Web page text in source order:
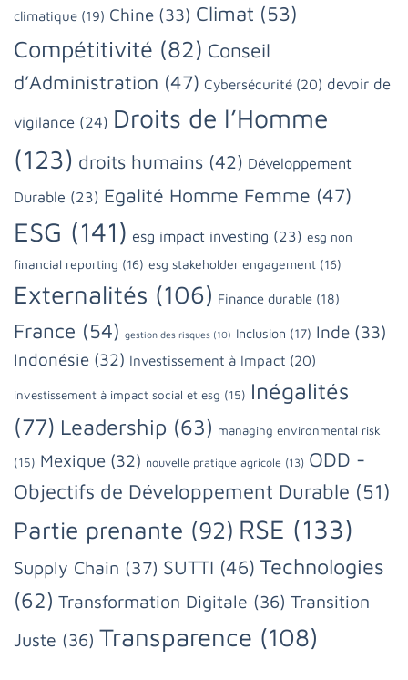
climatique (19) Chine (33) Climat (53)
Compétitivité (82) Conseil
d’Administration (47) Cybersécurité (20) devoir de
vigilance (24) Droits de l’Homme
(123) droits humains (42) Développement
Durable (23) Egalité Homme Femme (47)
ESG (141) esg impact investing (23) esg non
financial reporting (16) esg stakeholder engagement (16)
Externalités (106) Finance durable (18)
France (54) gestion des risques (10) Inclusion (17) Inde (33)
Indonésie (32) Investissement à Impact (20)
investissement à impact social et esg (15) Inégalités
(77) Leadership (63) managing environmental risk
(15) Mexique (32) nouvelle pratique agricole (13) ODD -
Objectifs de Développement Durable (51)
Partie prenante (92) RSE (133)
Supply Chain (37) SUTTI (46) Technologies
(62) Transformation Digitale (36) Transition
Juste (36) Transparence (108)